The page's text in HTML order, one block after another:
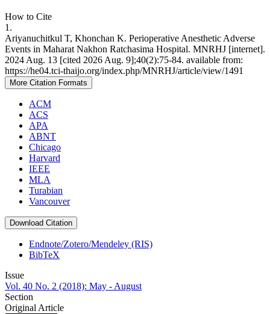
How to Cite
1.
Ariyanuchitkul T, Khonchan K. Perioperative Anesthetic Adverse
Events in Maharat Nakhon Ratchasima Hospital. MNRHJ [internet].
2024 Aug. 13 [cited 2026 Aug. 9];40(2):75-84. available from:
https://he04.tci-thaijo.org/index.php/MNRHJ/article/view/1491
More Citation Formats
ACM
ACS
APA
ABNT
Chicago
Harvard
IEEE
MLA
Turabian
Vancouver
Download Citation
Endnote/Zotero/Mendeley (RIS)
BibTeX
Issue
Vol. 40 No. 2 (2018): May - August
Section
Original Article